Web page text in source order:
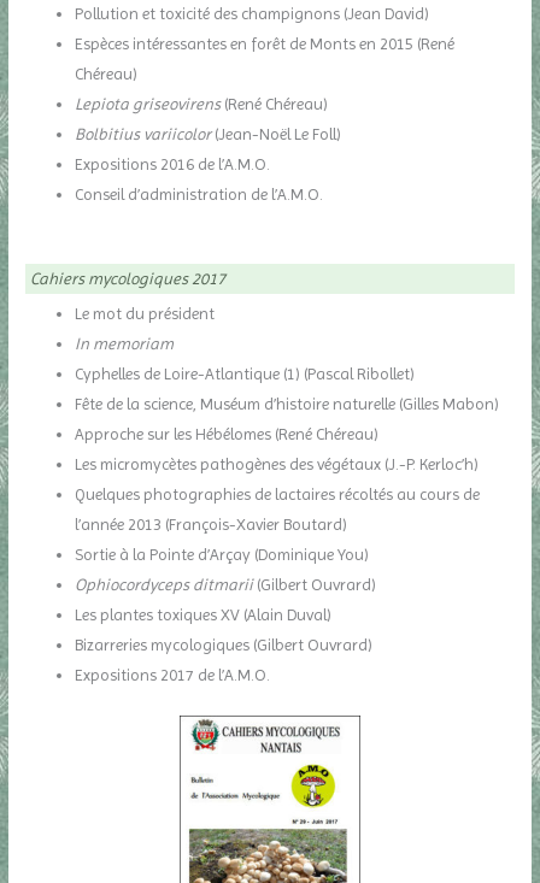
Pollution et toxicité des champignons (Jean David)
Espèces intéressantes en forêt de Monts en 2015 (René
Chéreau)
Lepiota griseovirens(René Chéreau)
Bolbitius variicolor(Jean-Noël Le Foll)
Expositions 2016 de l’A.M.O.
Conseil d’administration de l’A.M.O.
Cahiers mycologiques 2017
Le mot du président
In memoriam
Cyphelles de Loire-Atlantique (1) (Pascal Ribollet)
Fête de la science, Muséum d’histoire naturelle (Gilles Mabon)
Approche sur les Hébélomes (René Chéreau)
Les micromycètes pathogènes des végétaux (J.-P. Kerloc’h)
Quelques photographies de lactaires récoltés au cours de
l’année 2013 (François-Xavier Boutard)
Sortie à la Pointe d’Arçay (Dominique You)
Ophiocordyceps ditmarii(Gilbert Ouvrard)
Les plantes toxiques XV (Alain Duval)
Bizarreries mycologiques (Gilbert Ouvrard)
Expositions 2017 de l’A.M.O.